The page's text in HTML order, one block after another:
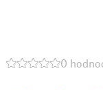
0